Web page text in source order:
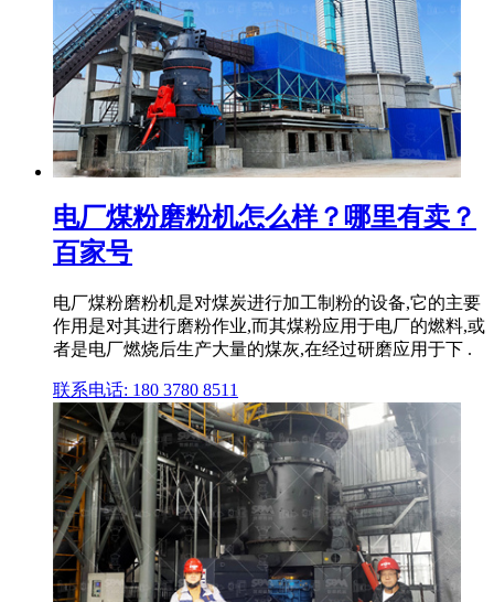
电厂煤粉磨粉机怎么样？哪里有卖？
百家号
电厂煤粉磨粉机是对煤炭进行加工制粉的设备,它的主要
作用是对其进行磨粉作业,而其煤粉应用于电厂的燃料,或
者是电厂燃烧后生产大量的煤灰,在经过研磨应用于下 .
联系电话: 180 3780 8511